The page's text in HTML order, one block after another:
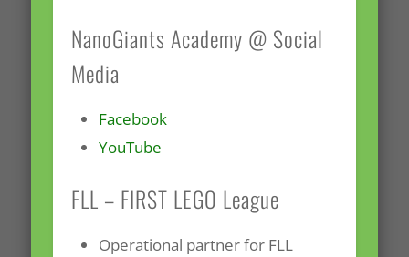
NanoGiants Academy @ Social
Media
Facebook
YouTube
FLL – FIRST LEGO League
Operational partner for FLL